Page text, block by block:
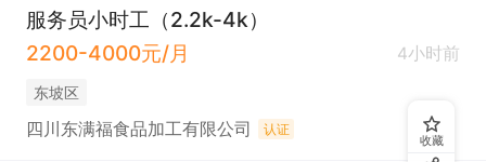
服务员小时工（2.2k-4k）
2200-4000元/月
4小时前
东坡区
四川东满福食品加工有限公司 认证
收藏